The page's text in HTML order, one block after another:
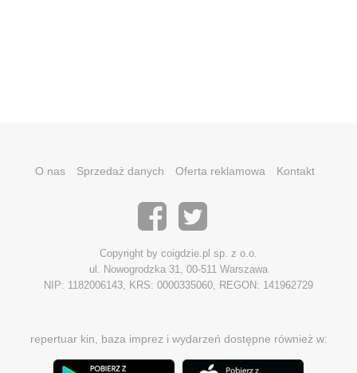
O nas Sprzedaż danych Oferta reklamowa Kontakt
Copyright by coigdzie.pl sp. z o.o.
ul. Nowogrodzka 31, 00-511 Warszawa
NIP: 1182006143, KRS: 0000335060, REGON: 141962729
repertuar kin, baza imprez i wydarzeń dostępne również w: